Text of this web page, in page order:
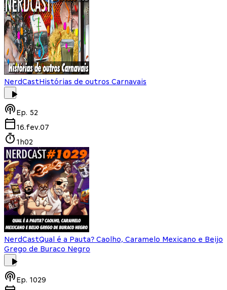
NerdCastHistórias de outros Carnavais
Ep. 52
16.fev.07
1h02
NerdCastQual é a Pauta? Caolho, Caramelo Mexicano e Beijo
Grego de Buraco Negro
Ep. 1029